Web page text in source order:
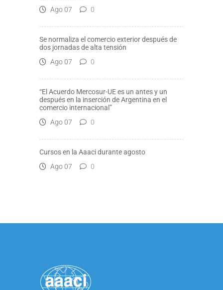
Ago 07
0
Se normaliza el comercio exterior después de
dos jornadas de alta tensión
Ago 07
0
“El Acuerdo Mercosur-UE es un antes y un
después en la inserción de Argentina en el
comercio internacional”
Ago 07
0
Cursos en la Aaaci durante agosto
Ago 07
0